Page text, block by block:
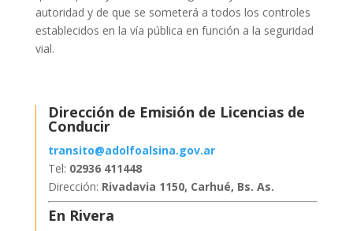
autoridad y de que se someterá a todos los controles
establecidos en la vía pública en función a la seguridad
vial.
Dirección de Emisión de Licencias de
Conducir
transito@adolfoalsina.gov.ar
Tel: 02936 411448
Dirección: Rivadavia 1150, Carhué, Bs. As.
En Rivera